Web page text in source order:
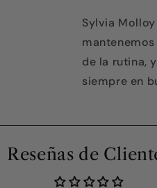
Sylvia
de la rutina,
siempre en
Reseñas de